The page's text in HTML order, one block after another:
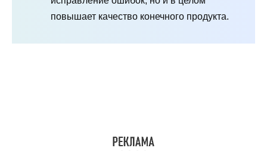
повышает качество конечного продукта.